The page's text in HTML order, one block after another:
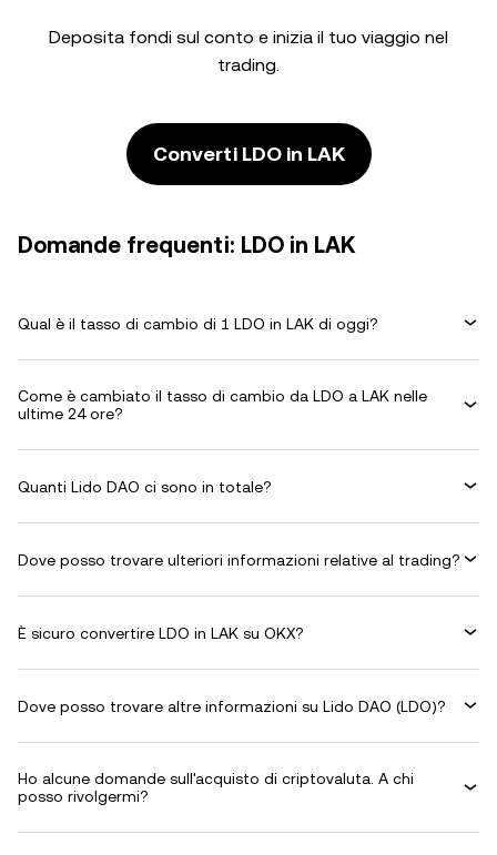
Deposita fondi sul conto e inizia il tuo viaggio nel
trading.
Converti LDO in LAK
Domande frequenti: LDO in LAK
Qual è il tasso di cambio di 1 LDO in LAK di oggi?
Come è cambiato il tasso di cambio da LDO a LAK nelle
ultime 24 ore?
Quanti Lido DAO ci sono in totale?
Dove posso trovare ulteriori informazioni relative al trading?
È sicuro convertire LDO in LAK su OKX?
Dove posso trovare altre informazioni su Lido DAO (LDO)?
Ho alcune domande sull'acquisto di criptovaluta. A chi
posso rivolgermi?